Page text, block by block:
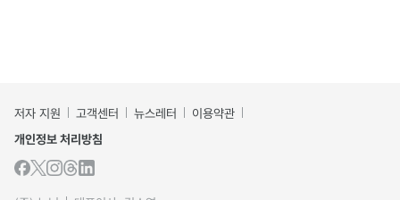
저자 지원 고객센터 뉴스레터
이용약관
개인정보 처리방침